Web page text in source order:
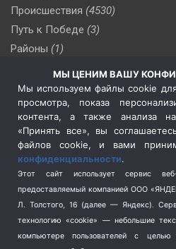
Происшествия (4530)
Путь к Победе (3)
Районы (1)
(509)
Сельское хозяйство (3)
Социальная политика
(3)
Спецоперация в Украине
Спецоперация на Украине
(404)
Спорт (740)
Терроризм (1)
Транспорт (262)
Туризм (178)
МЫ ЦЕНИМ ВАШУ
Мы используем файлы cookie
просмотра, показа
контента, а также анализа
«Принять все», вы
файлов cookie, и вами
конфиденциальности.
Этот сайт использует сервис
предоставляемый компанией ООО
Л. Толстого, 16 (далее — Яндекс).
технологию «cookie» — небольшие
компьютере пользователей с целью